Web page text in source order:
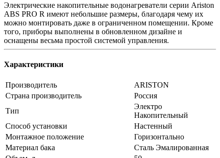
Электрические накопительные водонагреватели серии Ariston
ABS PRO R имеют небольшие размеры, благодаря чему их
можно монтировать даже в ограниченном помещении. Кроме
того, приборы выполнены в обновленном дизайне и
оснащены весьма простой системой управления.
Характеристики
Производитель
ARISTON
Страна производитель
Россия
Тип
Электро
Накопительный
Способ установки
Настенный
Монтажное положение
Горизонтально
Материал бака
Сталь Эмалированная